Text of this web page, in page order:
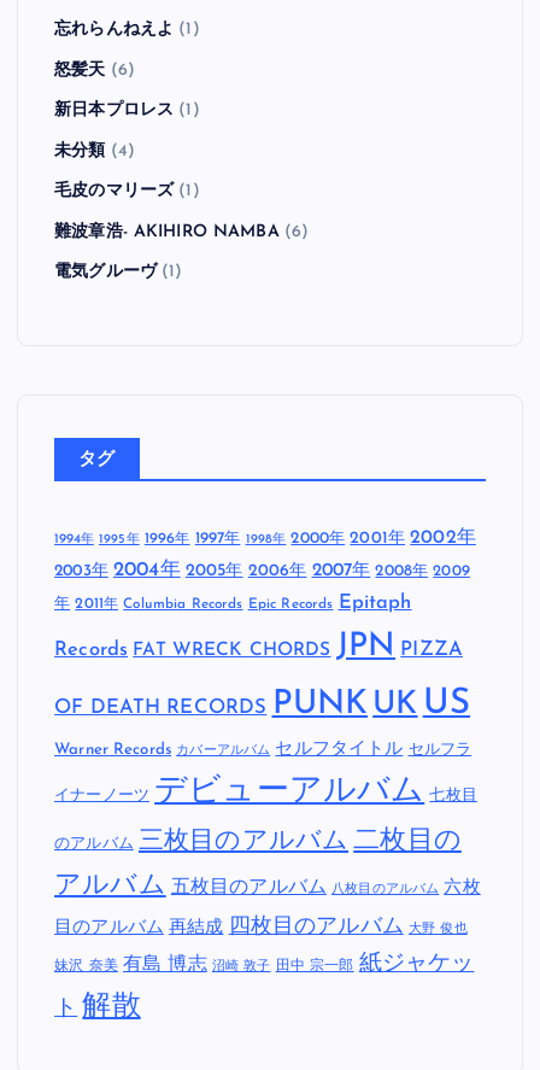
忘れらんねえよ (1)
怒髪天 (6)
新日本プロレス (1)
未分類 (4)
毛皮のマリーズ (1)
難波章浩- AKIHIRO NAMBA(6)
電気グルーヴ(1)
タグ
1994年 1995年 1996年 1997年 1998年 2000年 2001年 2002年
2003年 2004年 2005年 2006年 2007年 2008年 2009
年 2011年 Columbia Records Epic Records Epitaph
Records FAT WRECK CHORDS JPN PIZZA
OF DEATH RECORDS PUNK UK US
Warner Records カバーアルバム セルフタイトル セルフラ
イナーノーツ デビューアルバム 七枚目
のアルバム 三枚目のアルバム 二枚目の
アルバム 五枚目のアルバム 八枚目のアルバム 六枚
目のアルバム 再結成 四枚目のアルバム 大野 俊也
妹沢 奈美 有島 博志 沼崎 敦子 田中 宗一郎 紙ジャケッ
ト 解散